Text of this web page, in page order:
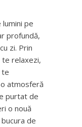
lumini pe
profundă,
zi. Prin
relaxezi,
te
atmosferă
purtat de
o nouă
de